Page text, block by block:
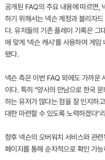
공개된 FAQ의 주요 내용에 따르면,
하기 위해서는 넥슨 계정과 블리자
다. 유저들의 기존 플레이 기록은 그
에 맞게 '넥슨 캐시'를 사용하여 게임
됐다.
넥슨 측은 이번 FAQ 외에도 가까운
이다. 특히 "양사의 만남으로 한국
하는 유저가 많다는 점을 잘 인지하
대한 마련할 수 있도록 노력하겠다"
향후 넥슨의 오버워치 서비스와 관
페이지를 통해 순차적으로 확인 가능